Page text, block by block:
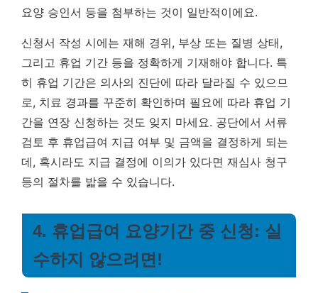
요양 승인서 등을 첨부하는 것이 일반적이에요.
신청서 작성 시에는 재해 경위, 부상 또는 질병 상태,
그리고 휴업 기간 등을 정확하게 기재해야 합니다. 특
히 휴업 기간은 의사의 진단에 따라 달라질 수 있으므
로, 치료 경과를 꾸준히 확인하며 필요에 따라 휴업 기
간을 연장 신청하는 것도 잊지 마세요. 공단에서 서류
검토 후 휴업급여 지급 여부 및 금액을 결정하게 되는
데, 혹시라도 지급 결정에 이의가 있다면 재심사 청구
등의 절차를 밟을 수 있습니다.
4. 휴업급여 요양기간 중 신청: 실
수하지 않으려면!